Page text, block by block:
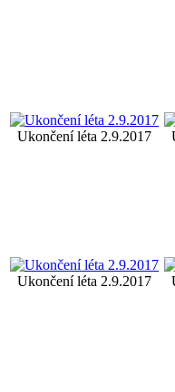
Ukončení léta 2.9.2017
Ukončení léta 2.9.2017